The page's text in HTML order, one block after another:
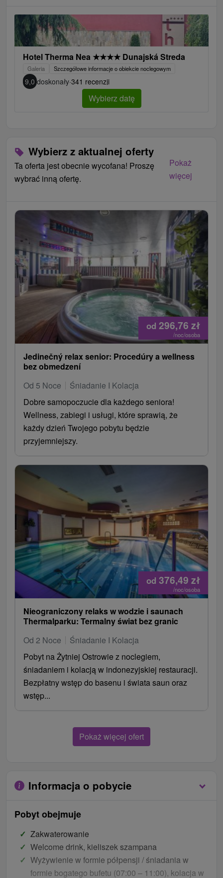
Hotel Therma Nea ★★★★ Dunajská Streda
Galeria Szczegółowe informacje o obiekcie noclegowym
9,0 doskonały·341 recenzji
Wybierz datę
Wybierz z aktualnej oferty
Ta oferta jest obecnie wycofana! Proszę
wybrać inną ofertę.
Pokaż
więcej
od 296,76 zł
/noc/osoba
Jedinečný relax senior: Procedúry a wellness
bez obmedzení
Od 5 Noce
Śniadanie I Kolacja
Dobre samopoczucie dla każdego seniora!
Wellness, zabiegi i usługi, które sprawią, że
każdy dzień Twojego pobytu będzie
przyjemniejszy.
od 376,49 zł
/noc/osoba
Nieograniczony relaks w wodzie i saunach
Thermalparku: Termalny świat bez granic
Od 2 Noce
Śniadanie I Kolacja
Pobyt na Żytniej Ostrowie z noclegiem,
śniadaniem i kolacją w indonezyjskiej restauracji.
Bezpłatny wstęp do basenu i świata saun oraz
wstęp...
Pokaż więcej ofert
Informacja o pobycie
Pobyt obejmuje
Zakwaterowanie
Welcome drink, kieliszek szampana
Wyżywienie w formie półpensji / śniadania w
formie bogatego bufetu (07:00 – 11:00), kolacja w